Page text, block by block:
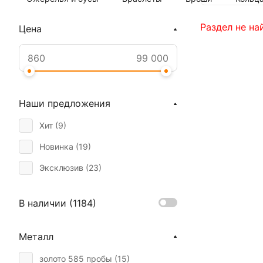
Раздел не
Цена
Наши предложения
Хит (9)
Новинка (19)
Эксклюзив (23)
В наличии (1184)
Металл
золото 585 пробы (15)